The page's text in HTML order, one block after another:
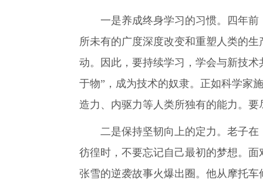
一是养成终身学习的习惯。四年前
所未有的广度深度改变和重塑人类的
动。因此，要持续学习，学会与新技
于物”，成为技术的奴隶。正如科学家
造力、内驱力等人类所独有的能力。
二是保持坚韧向上的定力。老子在《
彷徨时，不要忘记自己最初的梦想。
张雪的逆袭故事火爆出圈。他从摩托